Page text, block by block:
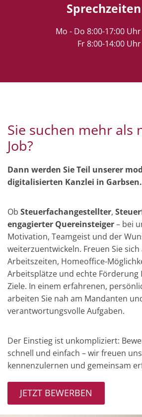
Sprechzeiten
Mo - Do 8:00-17:00 Uhr
Fr 8:00-14:00 Uhr
Sie suchen mehr als
Job?
Dann werden Sie Teil unserer
digitalisierten Kanzlei in Garbsen.
Ob Steuerfachangestellter,
engagierter Quereinsteiger– bei
Motivation, Teamgeist und der
weiterzuentwickeln. Freuen Sie
Arbeitszeiten, Homeoffice-
Arbeitsplätze und echte
Ziele. In einem erfahrenen,
arbeiten Sie nah am Mandanten
verantwortungsvolle Aufgaben.
Der Einstieg ist unkompliziert:
schnell und einfach – wir freuen
kennenzulernen und gemeinsam
JETZT BEWERBEN